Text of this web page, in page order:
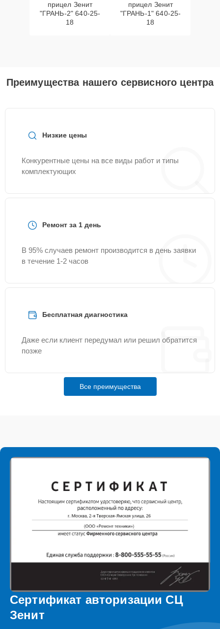
прицел Зенит
"ГРАНЬ-2" 640-25-
18
прицел Зенит
"ГРАНЬ-1" 640-25-
18
Преимущества нашего сервисного центра
Низкие цены
Конкурентные цены на все виды работ и типы
комплектующих
Ремонт за 1 день
В 95% случаев ремонт производится в день заявки
в течение 1-2 часов
Бесплатная диагностика
Даже если клиент передумал или решил обратится
позже
Все преимущества
Сертификат авторизации СЦ
Зенит